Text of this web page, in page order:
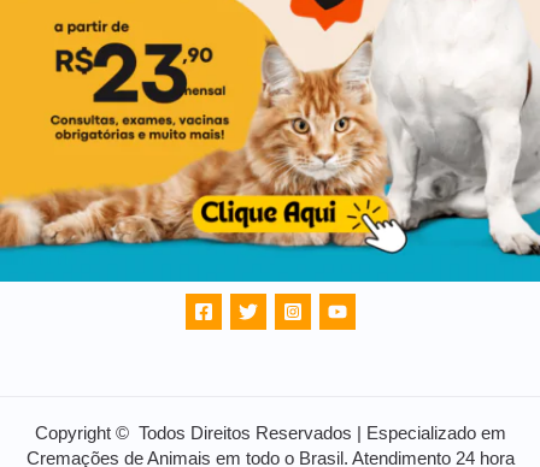
Copyright © Todos Direitos Reservados | Especializado em
Cremações de Animais em todo o Brasil. Atendimento 24 hora